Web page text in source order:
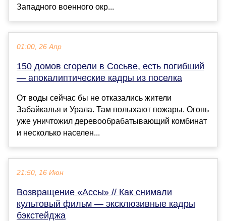
Западного военного окр...
01:00, 26 Апр
150 домов сгорели в Сосьве, есть погибший
— апокалиптические кадры из поселка
От воды сейчас бы не отказались жители
Забайкалья и Урала. Там полыхают пожары. Огонь
уже уничтожил деревообрабатывающий комбинат
и несколько населен...
21:50, 16 Июн
Возвращение «Ассы» // Как снимали
культовый фильм — эксклюзивные кадры
бэкстейджа